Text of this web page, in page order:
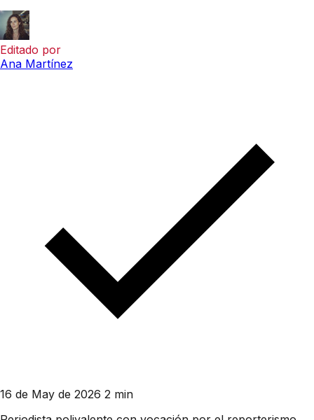
Editado por
Ana Martínez
16 de May de 2026 2 min